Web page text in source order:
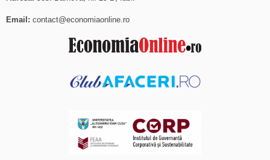
Email: contact@economiaonline.ro